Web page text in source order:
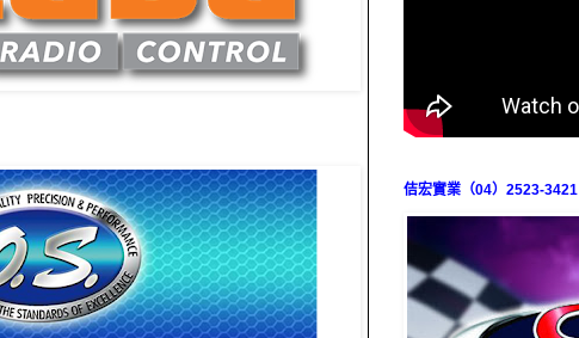
佶宏實業（04）2523-3421